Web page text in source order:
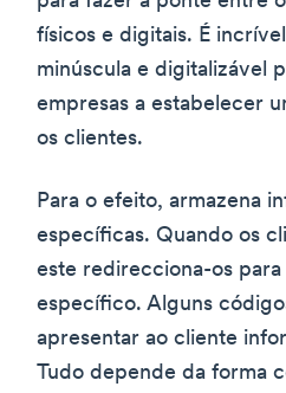
físicos e digitais. É
minúscula e digitalizável
empresas a estabelecer
os clientes.
Para o efeito, armazena
específicas. Quando os
este redirecciona-os
específico. Alguns
apresentar ao cliente
Tudo depende da forma